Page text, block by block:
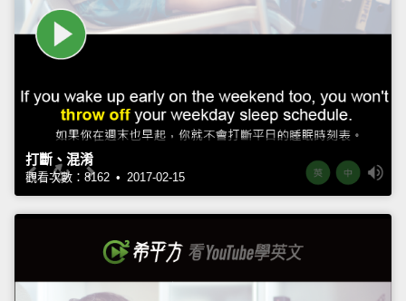
打斷、混淆
觀看次數：8162 • 2017-02-15